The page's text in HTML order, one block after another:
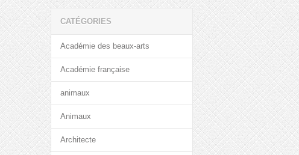
CATÉGORIES
Académie des beaux-arts
Académie française
animaux
Animaux
Architecte